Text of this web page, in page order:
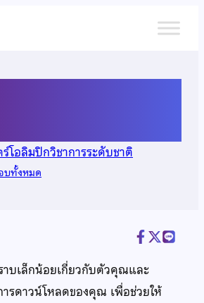
โอลิมปิกวิชาการระดับชาติ
บทั้งหมด
าบเล็กน้อยเกี่ยวกับตัวคุณและ
รดาวน์โหลดของคุณ เพื่อช่วยให้